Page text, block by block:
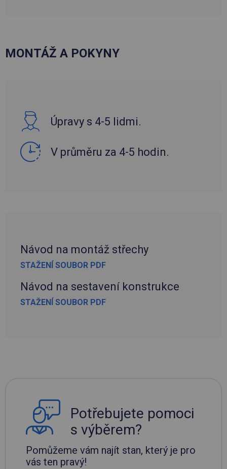
MONTÁŽ A POKYNY
Úpravy s 4-5 lidmi.
V průměru za 4-5 hodin.
Návod na montáž střechy
STAŽENÍ SOUBOR PDF
Návod na sestavení konstrukce
STAŽENÍ SOUBOR PDF
Potřebujete pomoci
s výběrem?
Pomůžeme vám najít stan, který je pro
vás ten pravý!